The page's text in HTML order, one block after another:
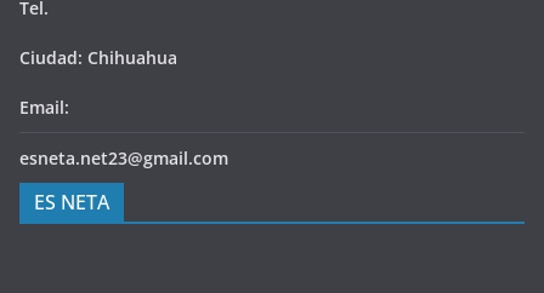
Tel.
Ciudad: Chihuahua
Email:
esneta.net23@gmail.com
ES NETA